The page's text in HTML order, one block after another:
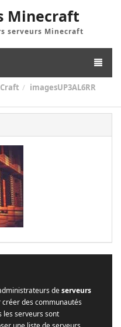
Minecraft
serveurs Minecraft
imagesUP3AL6RR
deserveurs
créer des communautés
les serveurs sont